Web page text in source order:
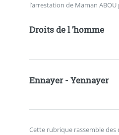
l’arrestation de Maman ABOU
Droits de l ’homme
Ennayer - Yennayer
Cette rubrique rassemble